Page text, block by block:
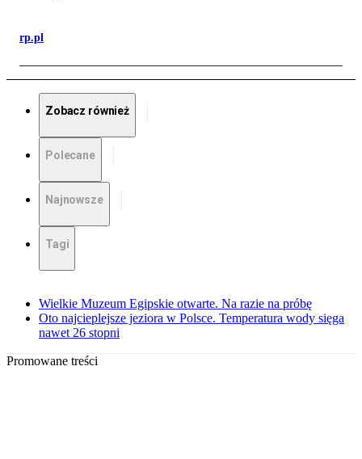
rp.pl
Zobacz również
Polecane
Najnowsze
Tagi
Wielkie Muzeum Egipskie otwarte. Na razie na próbę
Oto najcieplejsze jeziora w Polsce. Temperatura wody sięga
nawet 26 stopni
Promowane treści